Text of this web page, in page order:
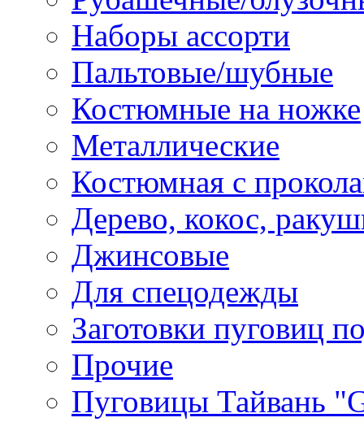
Наборы ассорти
Пальтовые/шубные
Костюмные на ножке
Металлические
Костюмная с
Дерево, кокос,
Джинсовые
Для спецодежды
Заготовки пуговиц
Прочие
Пуговицы Тайвань